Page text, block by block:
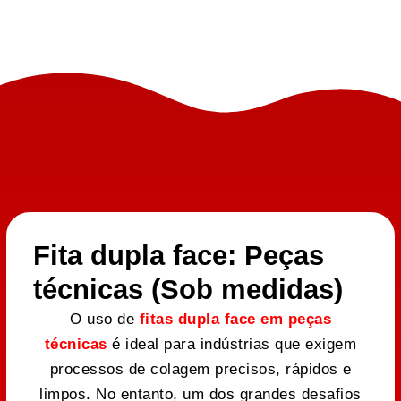
Fita dupla face: Peças
técnicas (Sob medidas)
O uso de fitas dupla face em peças
técnicas é ideal para indústrias que exigem
processos de colagem precisos, rápidos e
limpos. No entanto, um dos grandes desafios